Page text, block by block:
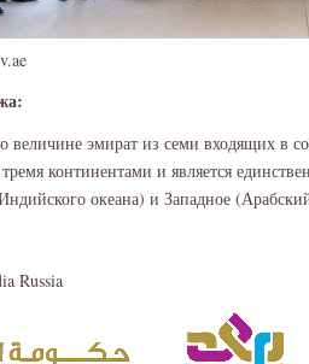
величине эмират из семи входящих в
континентами и является
океана) и Западное
Russia